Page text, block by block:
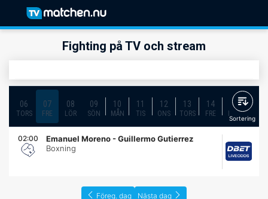
Fighting på TV och stream
06
TORS
07
FRE
08
LÖR
09
SÖN
10
MÅN
11
TIS
12
ONS
13
TORS
14
FRE
15
LÖR
Sortering
02:00
Emanuel Moreno - Guillermo Gutierrez
Boxning
Föreg. dag Nästa dag